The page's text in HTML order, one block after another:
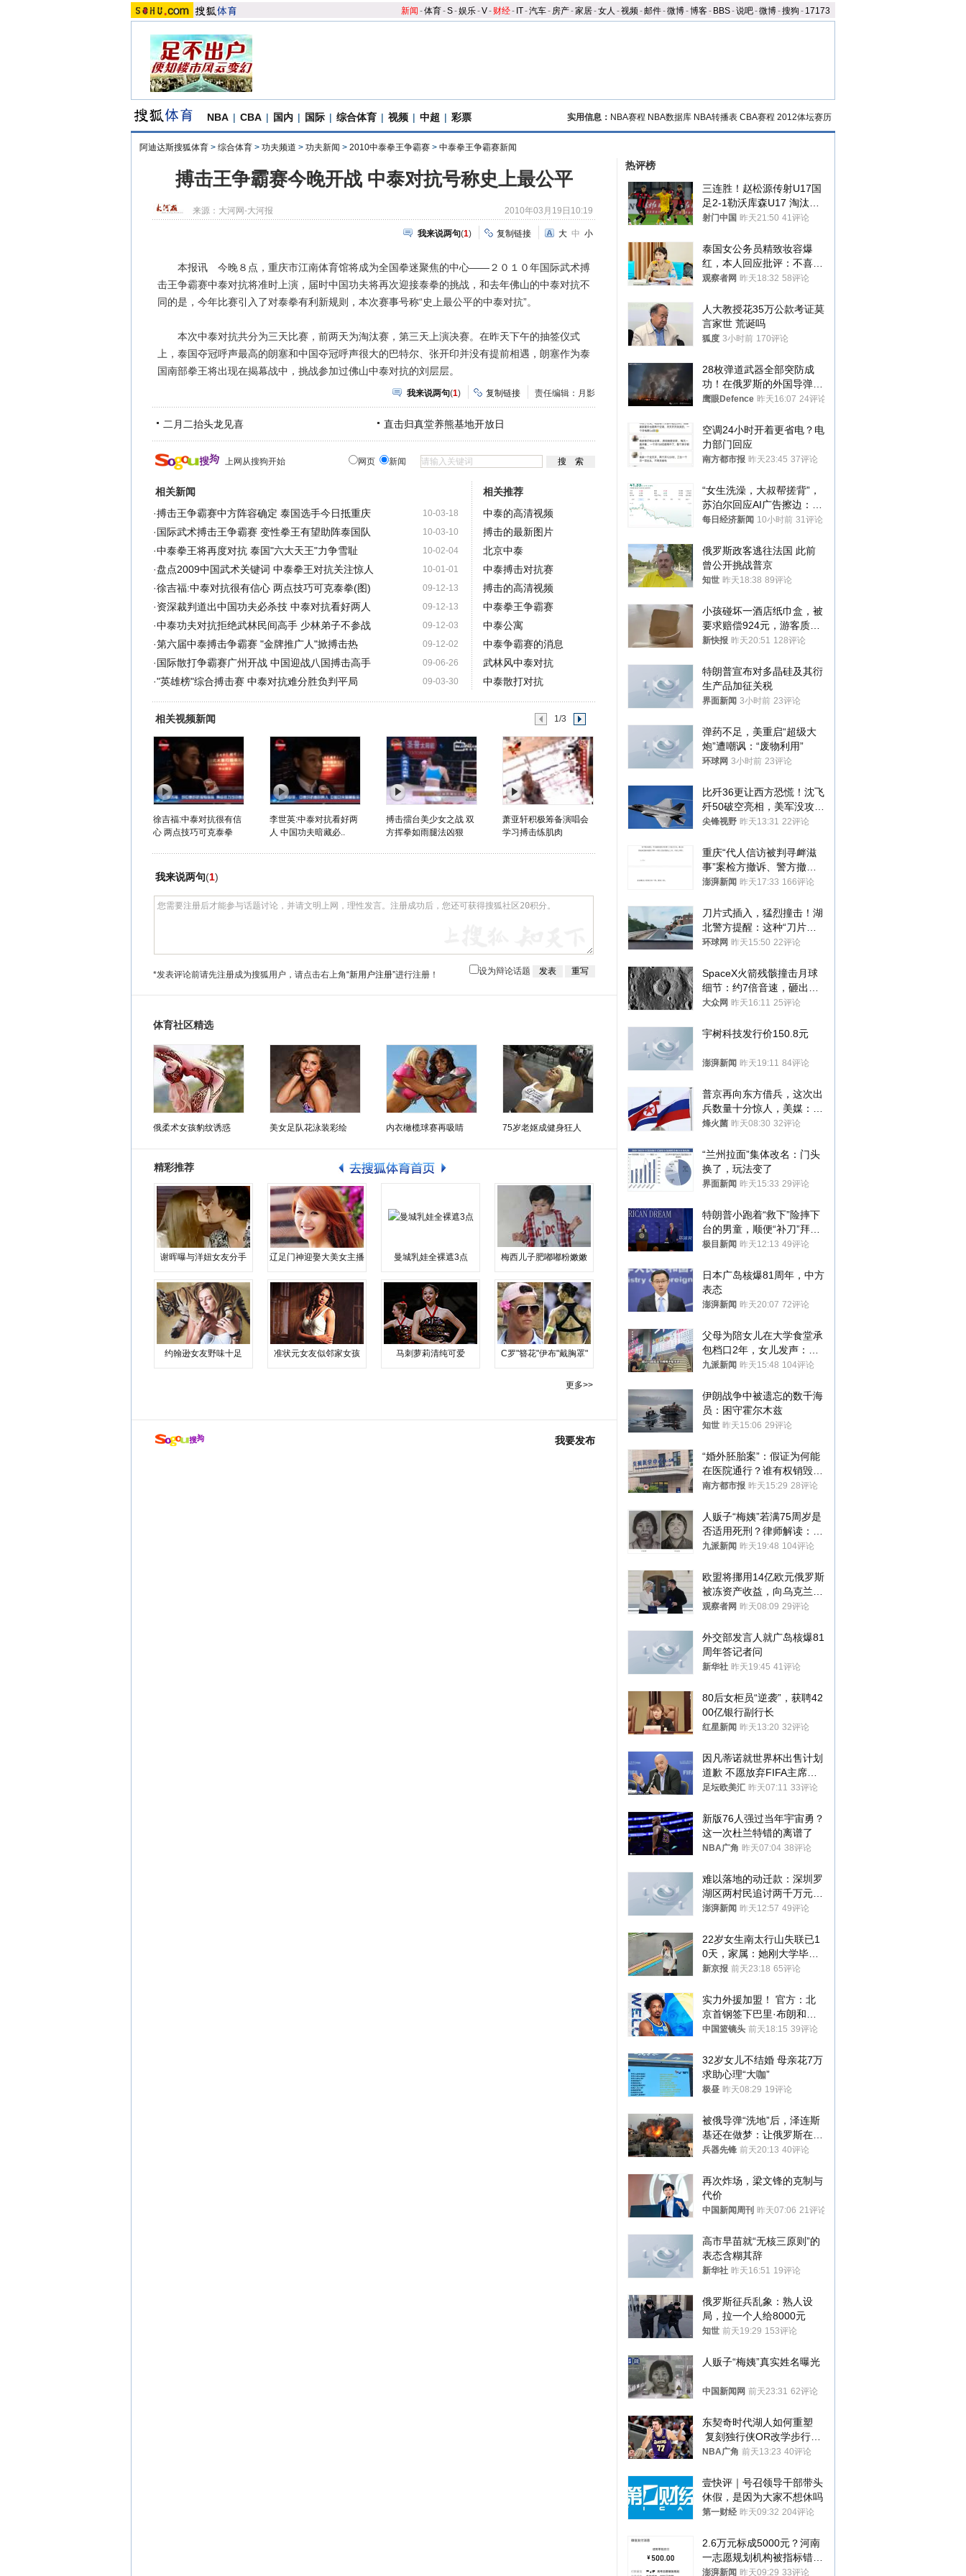
新闻 -体育-S-娱乐-V- 财经- IT-汽车- 房产-家居-女人 -视频-邮件-微博-博客- BBS-说吧-微博-搜狗 - 17173
NBA | CBA | 国内 | 国际 | 综合体育 | 视频 | 中超 | 彩票 实用信息： NBA赛程 NBA数据库 NBA转播表 CBA赛程 2012体坛赛历
阿迪达斯搜狐体育 > 综合体育 > 功夫频道 > 功夫新闻 > 2010中泰拳王争霸赛 > 中泰拳王争霸赛新闻
搏击王争霸赛今晚开战 中泰对抗号称史上最公平
来源： 大河网-大河报 2010年03月19日10:19
我来说两句(1) 复制链接 大 中 小
本报讯 今晚８点，重庆市江南体育馆将成为全国拳迷聚焦的中心——２０１０年国际武术搏
击王争霸赛中泰对抗将准时上演，届时中国功夫将再次迎接泰拳的挑战，和去年佛山的中泰对抗不
同的是，今年比赛引入了对泰拳有利新规则，本次赛事号称“史上最公平的中泰对抗”。
本次中泰对抗共分为三天比赛，前两天为淘汰赛，第三天上演决赛。在昨天下午的抽签仪式
上，泰国夺冠呼声最高的朗塞和中国夺冠呼声很大的巴特尔、张开印并没有提前相遇，朗塞作为泰
国南部拳王将出现在揭幕战中，挑战参加过佛山中泰对抗的刘层层。
我来说两句(1) 复制链接 责任编辑：月影
二月二抬头龙见喜 直击归真堂养熊基地开放日
上网从搜狗开始 网页 新闻
相关新闻
10-03-18
·搏击王争霸赛中方阵容确定 泰国选手今日抵重庆
10-03-10
· 国际武术搏击王争霸赛 变性拳王有望助阵泰国队
10-02-04
·中泰拳王将再度对抗 泰国"六大天王"力争雪耻
10-01-01
·盘点2009中国武术关键词 中泰拳王对抗关注惊人
09-12-13
·徐吉福:中泰对抗很有信心 两点技巧可克泰拳(图)
09-12-13
·资深裁判道出中国功夫必杀技 中泰对抗看好两人
09-12-03
·中泰功夫对抗拒绝武林民间高手 少林弟子不参战
09-12-02
·第六届中泰搏击争霸赛 "金牌推广人"掀搏击热
09-06-26
· 国际散打争霸赛广州开战 中国迎战八国搏击高手
09-03-30
·"英雄榜"综合搏击赛 中泰对抗难分胜负判平局
相关推荐
中泰的高清视频
搏击的最新图片
北京中泰
中泰搏击对抗赛
搏击的高清视频
中泰拳王争霸赛
中泰公寓
中泰争霸赛的消息
武林风中泰对抗
中泰散打对抗
相关视频新闻 1/3
徐吉福:中泰对抗很有信
心 两点技巧可克泰拳
李世英:中泰对抗看好两
人 中国功夫暗藏必..
搏击擂台美少女之战 双
方挥拳如雨腿法凶狠
萧亚轩积极筹备演唱会
学习搏击练肌肉
我来说两句(1)
*发表评论前请先注册成为搜狐用户，请点击右上角“新用户注册”进行注册！ 设为辩论话题
体育社区精选
俄柔术女孩豹纹诱惑 美女足队花泳装彩绘 内衣橄榄球赛再吸睛 75岁老妪成健身狂人
精彩推荐
谢晖曝与洋妞女友分手 辽足门神迎娶大美女主播 曼城乳娃全裸遮3点 梅西儿子肥嘟嘟粉嫩嫩
约翰逊女友野味十足 准状元女友似邻家女孩 马刺萝莉清纯可爱 C罗"簪花"伊布"戴胸罩"
更多>>
我要发布
热评榜
三连胜！赵松源传射U17国
足2-1勒沃库森U17 淘汰赛
将战河床
射门中国 昨天21:50 41评论
泰国女公务员精致妆容爆
红，本人回应批评：不喜欢
就别看
观察者网 昨天18:32 58评论
人大教授花35万公款考证莫
言家世 荒诞吗
狐度 3小时前 170评论
28枚弹道武器全部突防成
功！在俄罗斯的外国导弹发
射车都是合法打击目标
鹰眼Defence 昨天16:07 24评论
空调24小时开着更省电？电
力部门回应
南方都市报 昨天23:45 37评论
“女生洗澡，大叔帮搓背”，
苏泊尔回应AI广告擦边：视
频全下架，已强化内容管理
每日经济新闻 10小时前 31评论
俄罗斯政客逃往法国 此前
曾公开挑战普京
知世 昨天18:38 89评论
小孩碰坏一酒店纸巾盒，被
要求赔偿924元，游客质疑
酒店房客物品超高标价，市
新快报 昨天20:51 128评论
特朗普宣布对多晶硅及其衍
生产品加征关税
界面新闻 3小时前 23评论
弹药不足，美重启“超级大
炮”遭嘲讽：“废物利用”
环球网 3小时前 23评论
比歼36更让西方恐慌！沈飞
歼50破空亮相，美军没攻克
的技术被拿下
尖锋视野 昨天13:31 22评论
重庆“代人信访被判寻衅滋
事”案检方撤诉、警方撤
案，两被告人获国赔
澎湃新闻 昨天17:33 166评论
刀片式插入，猛烈撞击！湖
北警方提醒：这种“刀片超
车”，太危险了
环球网 昨天15:50 22评论
SpaceX火箭残骸撞击月球
细节：约7倍音速，砸出直
径约30米撞击坑
大众网 昨天16:11 25评论
宇树科技发行价150.8元
澎湃新闻 昨天19:11 84评论
普京再向东方借兵，这次出
兵数量十分惊人，美媒：俄
朝要动真格？
烽火菌 昨天08:30 32评论
“兰州拉面”集体改名：门头
换了，玩法变了
界面新闻 昨天15:33 29评论
特朗普小跑着“救下”险摔下
台的男童，顺便“补刀”拜
登：“我可不想他像拜登一
极目新闻 昨天12:13 49评论
日本广岛核爆81周年，中方
表态
澎湃新闻 昨天20:07 72评论
父母为陪女儿在大学食堂承
包档口2年，女儿发声：初
衷是为了陪伴，毕业后将不
九派新闻 昨天15:48 104评论
伊朗战争中被遗忘的数千海
员：困守霍尔木兹
知世 昨天15:06 29评论
“婚外胚胎案”：假证为何能
在医院通行？谁有权销毁胚
胎？
南方都市报 昨天15:29 28评论
人贩子“梅姨”若满75周岁是
否适用死刑？律师解读：很
大概率不会被判处死刑
九派新闻 昨天19:48 104评论
欧盟将挪用14亿欧元俄罗斯
被冻资产收益，向乌克兰提
供援助
观察者网 昨天08:09 29评论
外交部发言人就广岛核爆81
周年答记者问
新华社 昨天19:45 41评论
80后女柜员“逆袭”，获聘42
00亿银行副行长
红星新闻 昨天13:20 32评论
因凡蒂诺就世界杯出售计划
道歉 不愿放弃FIFA主席职
位
足坛欧美汇 昨天07:11 33评论
新版76人强过当年宇宙勇？
这一次杜兰特错的离谱了
NBA广角 昨天07:04 38评论
难以落地的动迁款：深圳罗
湖区两村民追讨两千万元动
迁款八年未果
澎湃新闻 昨天12:57 49评论
22岁女生南太行山失联已1
0天，家属：她刚大学毕业
想到山里旅行
新京报 前天23:18 65评论
实力外援加盟！ 官方：北
京首钢签下巴里·布朗和桑
普森
中国篮镜头 前天18:15 39评论
32岁女儿不结婚 母亲花7万
求助心理“大咖”
极昼 昨天08:29 19评论
被俄导弹“洗地”后，泽连斯
基还在做梦：让俄罗斯在冬
季前求和？
兵器先锋 前天20:13 40评论
再次炸场，梁文锋的克制与
代价
中国新闻周刊 昨天07:06 21评论
高市早苗就“无核三原则”的
表态含糊其辞
新华社 昨天16:51 19评论
俄罗斯征兵乱象：熟人设
局，拉一个人给8000元
知世 前天19:29 153评论
人贩子“梅姨”真实姓名曝光
中国新闻网 前天23:31 62评论
东契奇时代湖人如何重塑
复刻独行侠OR改学步行
者？
NBA广角 前天13:23 40评论
壹快评｜号召领导干部带头
休假，是因为大家不想休吗
第一财经 昨天09:32 204评论
2.6万元标成5000元？河南
一志愿规划机构被指标错学
费致考生复读
澎湃新闻 昨天09:29 33评论